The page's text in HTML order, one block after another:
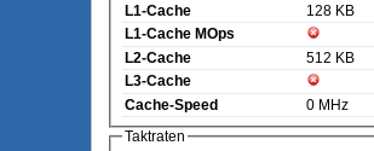
L1-Cache
128 KB
L1-Cache MOps
L2-Cache
512 KB
L3-Cache
Cache-Speed
0 MHz
Taktraten